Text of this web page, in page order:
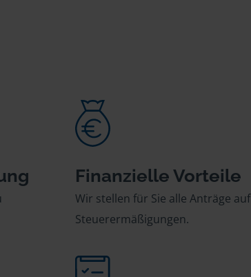
Finanzielle Vorteile
Wir stellen für Sie alle Anträge auf
Steuerermäßigungen.